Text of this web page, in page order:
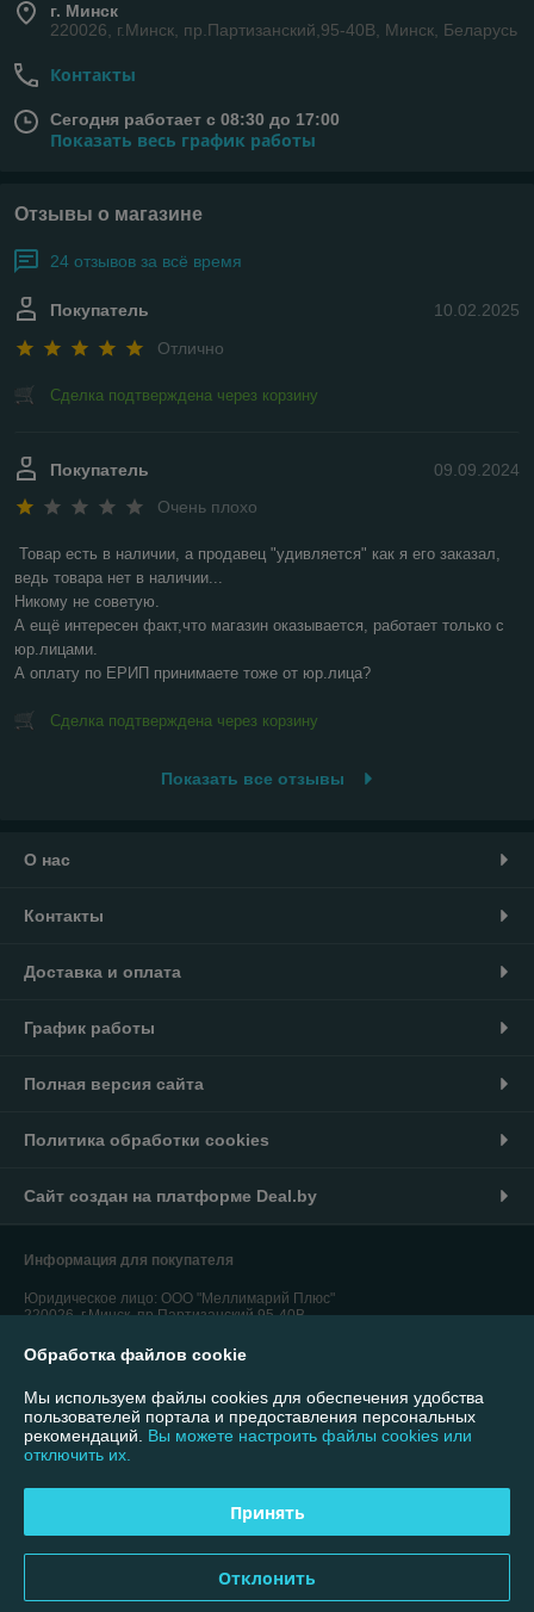
г. Минск
220026, г.Минск, пр.Партизанский,95-40В, Минск, Беларусь
Контакты
Сегодня работает с 08:30 до 17:00
Показать весь график работы
Отзывы о магазине
24 отзывов за всё время
10.02.2025
Покупатель
Отлично
Сделка подтверждена через корзину
09.09.2024
Покупатель
Очень плохо
Товар есть в наличии, а продавец "удивляется" как я его заказал,
ведь товара нет в наличии...
Никому не советую.
А ещё интересен факт,что магазин оказывается, работает только с
юр.лицами.
А оплату по ЕРИП принимаете тоже от юр.лица?
Сделка подтверждена через корзину
Показать все отзывы
О нас
Контакты
Доставка и оплата
График работы
Полная версия сайта
Политика обработки cookies
Сайт создан на платформе Deal.by
Информация для покупателя
Юридическое лицо: ООО "Меллимарий Плюс"
220026, г.Минск, пр.Партизанский,95-40В
Регистрационный номер ЕГР: 192764310
УНП: 192764310
Регистрационный орган: Минский городской исполнительный комитет
Ссылка на свидетельство/лицензию
Местонахождение книги жалоб и предложений: 220026, г.Минск,
пр.Партизанский,95-40В
Обработка файлов cookie
Мы используем файлы cookies для обеспечения удобства
пользователей портала и предоставления персональных
рекомендаций. Вы можете настроить файлы cookies или
отключить их.
Принять
Отклонить